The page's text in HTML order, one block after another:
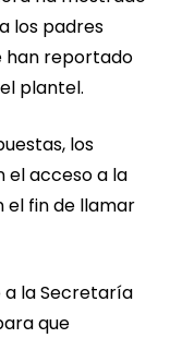
los padres
han reportado
plantel.
los
el acceso a la
el fin de llamar
a la Secretaría
que